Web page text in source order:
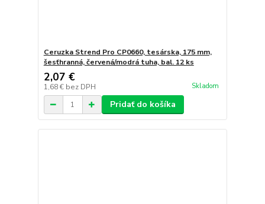
Ceruzka Strend Pro CP0660, tesárska, 175 mm,
šesťhranná, červená/modrá tuha, bal. 12 ks
2,07 €
1,68 € bez DPH Skladom
Pridať do košíka